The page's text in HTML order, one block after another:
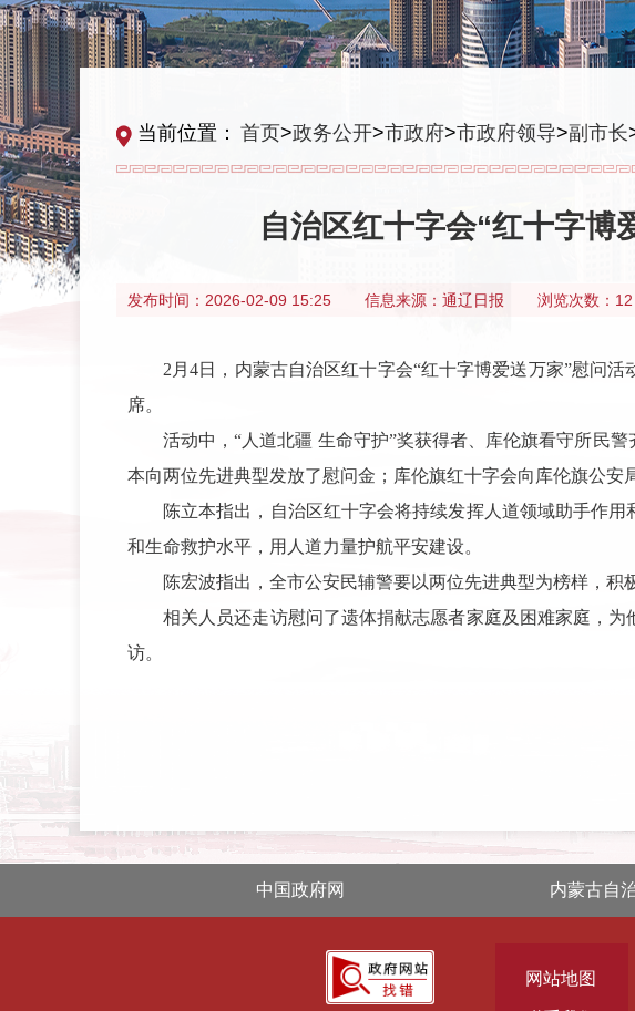
当前位置： 首页>政务公开>市政府>市政府领导>副市长
自治区红十字会“红十字博
发布时间： 2026-02-09 15:25 信息来源： 通辽日报 浏览次数：12
2月4日，内蒙古自治区红十字会“红十字博爱送万家”慰问
席。
活动中，“人道北疆 生命守护”奖获得者、库伦旗看守所民
本向两位先进典型发放了慰问金；库伦旗红十字会向库伦旗公安
陈立本指出，自治区红十字会将持续发挥人道领域助手作
和生命救护水平，用人道力量护航平安建设。
陈宏波指出，全市公安民辅警要以两位先进典型为榜样，积
相关人员还走访慰问了遗体捐献志愿者家庭及困难家庭，
访。
中国政府网 内蒙古自
网站地图